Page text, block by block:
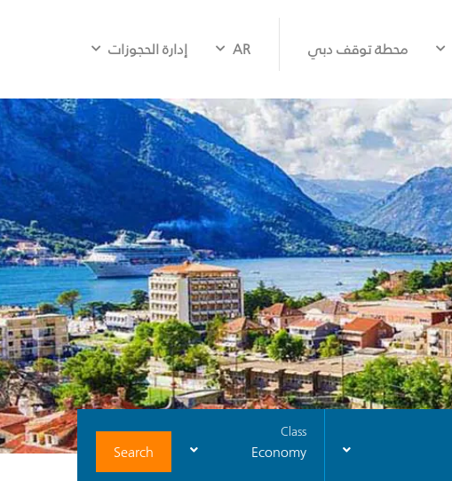
محطة توقف دبي AR إدارة الحجوزات
Class
Economy
Search